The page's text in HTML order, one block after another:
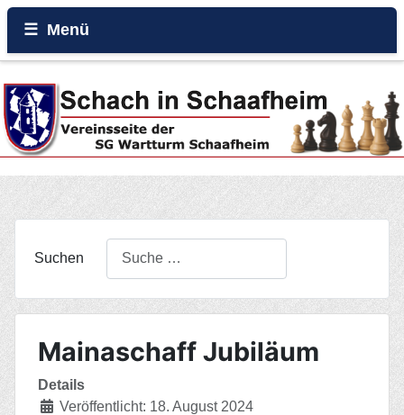
Menü
Beiträge
Galerie
Events
Suchen
Mainaschaff Jubiläum
Details
Veröffentlicht: 18. August 2024